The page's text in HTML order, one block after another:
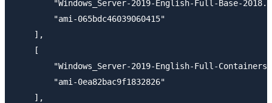
"Windows_Server-2019-English-Full-Base-
        "ami-065bdc46039060415"
    ],
    [
"Windows_Server-2019-English-Full-
        "ami-0ea82bac9f1832826"
    ],